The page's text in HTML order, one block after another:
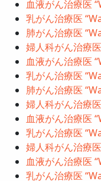
血液がん治療医
乳がん治療医
肺がん治療医
婦人科がん治療
血液がん治療医
乳がん治療医
肺がん治療医
婦人科がん治療
血液がん治療医
乳がん治療医
婦人科がん治療
血液がん治療医
乳がん治療医